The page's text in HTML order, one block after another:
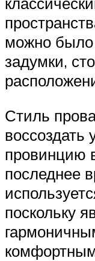
можно было
задумки,
Стиль
провинцию
последнее
поскольку